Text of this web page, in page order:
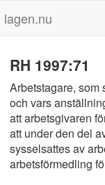
lagen.nu
RH 1997:71
Arbetstagare, som
och vars
att arbetsgivaren
att under den del
sysselsattes av
arbetsförmedling